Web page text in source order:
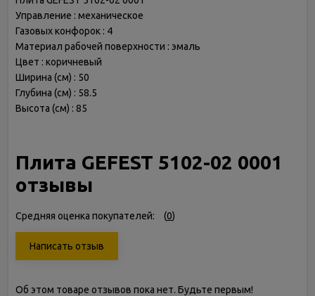
Управление : механическое
Газовых конфорок : 4
Материал рабочей поверхности : эмаль
Цвет : коричневый
Ширина (см) : 50
Глубина (см) : 58.5
Высота (см) : 85
Плита GEFEST 5102-02 0001
отзывы
Средняя оценка покупателей: (0)
Написать отзыв
Об этом товаре отзывов пока нет. Будьте первым!